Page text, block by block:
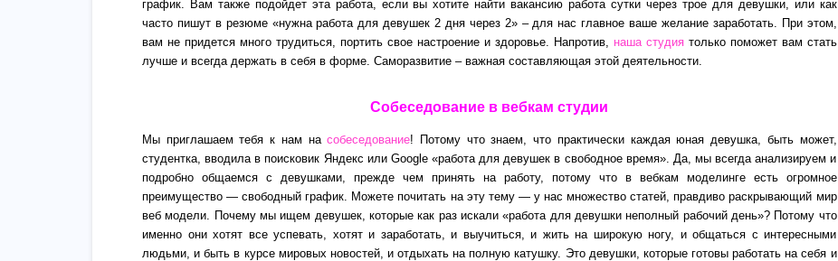
график. Вам также подойдет эта работа, если вы хотите найти вакансию работа сутки через трое для девушки, или как
часто пишут в резюме «нужна работа для девушек 2 дня через 2» – для нас главное ваше желание заработать. При этом,
вам не придется много трудиться, портить свое настроение и здоровье. Напротив, наша студиятолько поможет вам стать
лучше и всегда держать в себя в форме. Саморазвитие – важная составляющая этой деятельности.
Собеседование в вебкам студии
Мы приглашаем тебя к нам насобеседование! Потому что знаем, что практически каждая юная девушка, быть может,
студентка, вводила в поисковик Яндекс или Google «работа для девушек в свободное время». Да, мы всегда анализируем и
подробно общаемся с девушками, прежде чем принять на работу, потому что в вебкам моделинге есть огромное
преимущество — свободный график. Можете почитать на эту тему — у нас множество статей, правдиво раскрывающий мир
веб модели. Почему мы ищем девушек, которые как раз искали «работа для девушки неполный рабочий день»? Потому что
именно они хотят все успевать, хотят и заработать, и выучиться, и жить на широкую ногу, и общаться с интересными
людьми, и быть в курсе мировых новостей, и отдыхать на полную катушку. Это девушки, которые готовы работать на себя и